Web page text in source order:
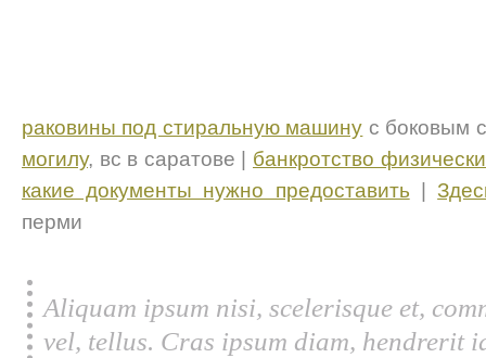
раковины под стиральную машину с боковым
могилу, вс в саратове | банкротство
какие документы нужно предоставить |
перми
Aliquam ipsum nisi, scelerisque et,
vel, tellus. Cras ipsum diam, hendrerit